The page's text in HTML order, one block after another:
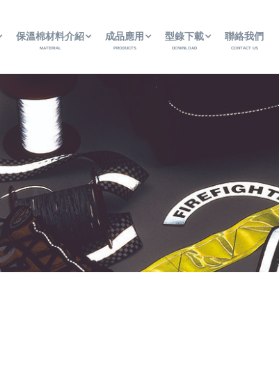
保溫棉材料介紹
MATERIAL
成品應用
PRODUCTS
型錄下載
DOWNLOAD
聯絡我們
CONTACT US